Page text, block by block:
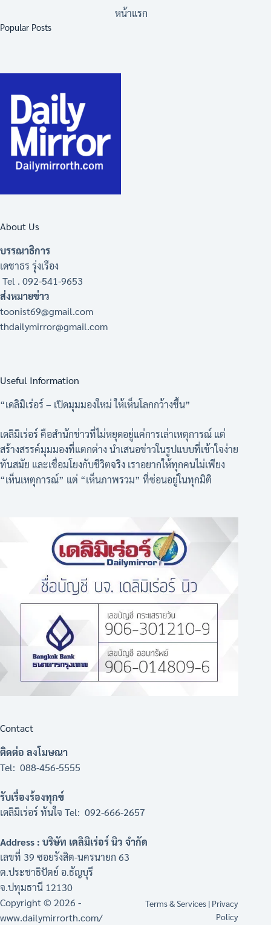
หน้าแรก
Popular Posts
About Us
บรรณาธิการ
เดชาธร รุ่งเรือง
Tel . 092-541-9653
ส่งหมายข่าว
toonist69@gmail.com
thdailymirror@gmail.com
Useful Information
“เดลิมิเร่อร์ – เปิดมุมมองใหม่ ให้เห็นโลกกว้างขึ้น”
เดลิมิเร่อร์ คือสำนักข่าวที่ไม่หยุดอยู่แค่การเล่าเหตุการณ์ แต่
สร้างสรรค์มุมมองที่แตกต่าง นำเสนอข่าวในรูปแบบที่เข้าใจง่าย
ทันสมัย และเชื่อมโยงกับชีวิตจริง เราอยากให้ทุกคนไม่เพียง
“เห็นเหตุการณ์” แต่ “เห็นภาพรวม” ที่ซ่อนอยู่ในทุกมิติ
Contact
ติดต่อ ลงโมษณา
Tel: 088-456-5555
รับเรื่องร้องทุกข์
เดลิมิเร่อร์ ทันใจ Tel: 092-666-2657
Address : บริษัท เดลิมิเร่อร์ นิว จำกัด
เลขที่ 39 ซอยรังสิต-นครนายก 63
ต.ประชาธิปัตย์ อ.ธัญบุรี
จ.ปทุมธานี 12130
Copyright © 2026 -
www.dailymirrorth.com/
Terms & Services | Privacy
Policy